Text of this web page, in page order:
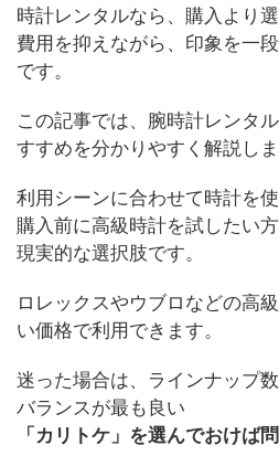
時計レンタルなら、購入より選
費用を抑えながら、印象を一
です。
この記事では、腕時計レンタ
すすめを分かりやすく解説しま
利用シーンに合わせて時計を使
購入前に高級時計を試したい
現実的な選択肢です。
ロレックスやウブロなどの高
い価格で利用できます。
迷った場合は、ラインナップ
バランスが最も良い
「カリトケ」を選んでおけば